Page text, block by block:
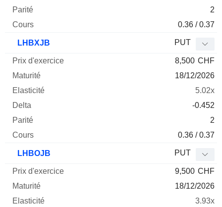
2
0.36 / 0.37
LHBXJB PUT
8,500 CHF
18/12/2026
5.02x
-0.452
2
0.36 / 0.37
LHBOJB PUT
9,500 CHF
18/12/2026
3.93x